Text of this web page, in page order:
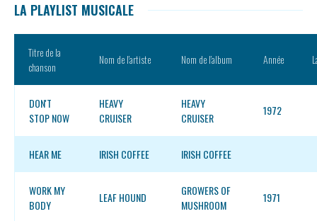
LA PLAYLIST MUSICALE
Titre de la
chanson
Nom de l’artiste Nom de l’album Année
DON'T
STOP NOW
HEAVY
CRUISER
HEAVY
CRUISER
1972
HEAR ME IRISH COFFEE IRISH COFFEE
WORK MY
BODY
LEAF HOUND
GROWERS OF
MUSHROOM
1971